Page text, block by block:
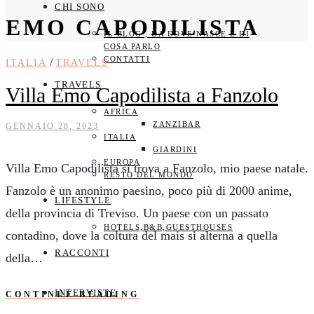
CHI SONO
IL BLOG , DA DOVE NASCE E DI
COSA PARLO
CONTATTI
TRAVELS
AFRICA
ZANZIBAR
ITALIA
GIARDINI
EUROPA
RESTO DEL MONDO
LIFESTYLE
HOTELS,B&B,GUESTHOUSES
RACCONTI
INTERVISTE
EMO CAPODILISTA
ITALIA / TRAVELS
Villa Emo Capodilista a Fanzolo
GENNAIO 28, 2023
Villa Emo Capodilista si trova a Fanzolo, mio paese natale.
Fanzolo è un anonimo paesino, poco più di 2000 anime,
della provincia di Treviso. Un paese con un passato
contadino, dove la coltura del mais si alterna a quella
della…
CONTINUE READING